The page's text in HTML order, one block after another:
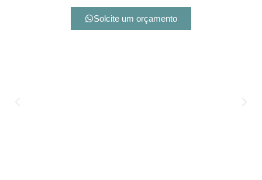
Solcite um orçamento